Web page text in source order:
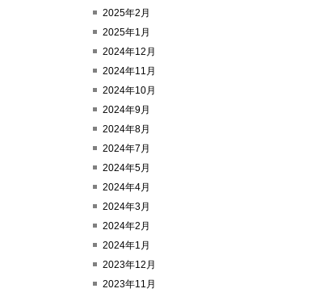
2025年2月
2025年1月
2024年12月
2024年11月
2024年10月
2024年9月
2024年8月
2024年7月
2024年5月
2024年4月
2024年3月
2024年2月
2024年1月
2023年12月
2023年11月